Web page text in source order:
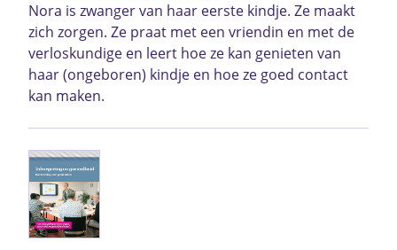
Nora is zwanger van haar eerste kindje. Ze maakt
zich zorgen. Ze praat met een vriendin en met de
verloskundige en leert hoe ze kan genieten van
haar (ongeboren) kindje en hoe ze goed contact
kan maken.